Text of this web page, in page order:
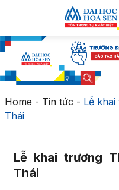
Home - Tin tức - Lễ
Thái
Lễ khai trương
Thái